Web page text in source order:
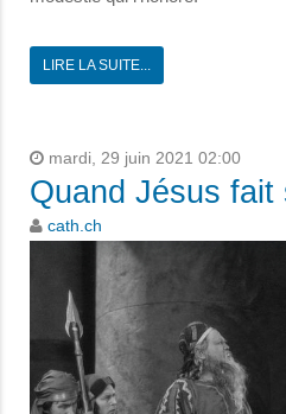
LIRE LA SUITE...
mardi, 29 juin 2021 02:00
Quand Jésus fait
cath.ch